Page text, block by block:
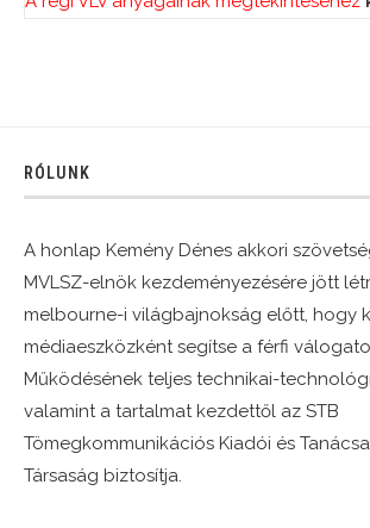
RÓLUNK
A honlap Kemény Dénes akkori
MVLSZ-elnök kezdeményezésére jött
melbourne-i világbajnokság előtt, hogy
médiaeszközként segítse a férfi
Működésének teljes technikai-
valamint a tartalmat kezdettől az STB
Tömegkommunikációs Kiadói és
Társaság biztosítja.